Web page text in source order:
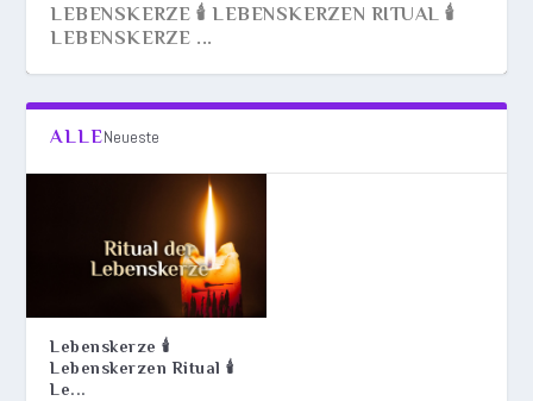
LEBENSKERZE 🕯️ LEBENSKERZEN RITUAL 🕯️
LEBENSKERZE ...
ALLENeueste
Lebenskerze 🕯️
Lebenskerzen Ritual 🕯️
Le...